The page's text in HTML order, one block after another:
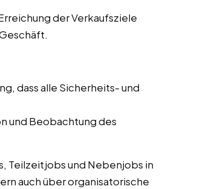
der Verkaufsziele
dass alle Sicherheits- und
und Beobachtung des
Teilzeitjobs und Nebenjobs in
auch über organisatorische